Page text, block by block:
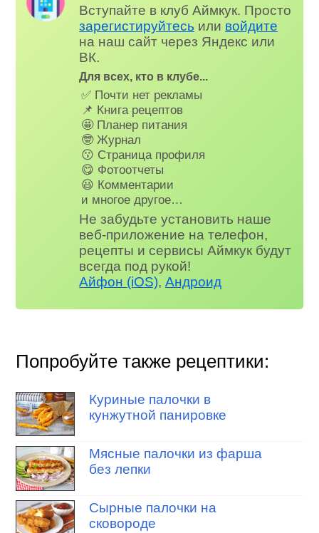
Вступайте в клуб Аймкук. Просто
зарегистируйтесь или войдите
на наш сайт через Яндекс или
ВК.
Для всех, кто в клубе...
✅ Почти нет рекламы
📌 Книга рецептов
🤩 Планер питания
🤓 Журнал
😗 Страница профиля
😋 Фотоотчеты
😃 Комментарии
и многое другое…
Не забудьте установить наше
веб-приложение на телефон,
рецепты и сервисы Аймкук будут
всегда под рукой!
Айфон (iOS),Андроид
Попробуйте также рецептики:
Куриные палочки в
кунжутной панировке
Мясные палочки из фарша
без лепки
Сырные палочки на
сковороде